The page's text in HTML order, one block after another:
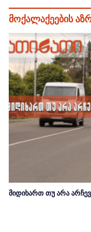
მოქალაქეების
მიდიხართ თუ არა